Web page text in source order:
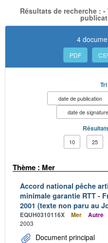
Résultats de recherche :
4
PDF
date de publication
date de signature
10 25
Thème : Mer
Accord national pêche
minimale garantie RTT -
2001 (texte non paru au
EQUH0310116X Mer Autre
2003
Document principal